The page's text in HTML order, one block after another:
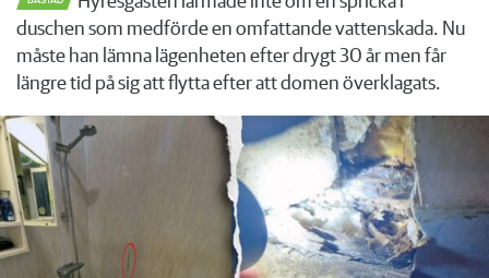
duschen som medförde en omfattande vattenskada. Nu
måste han lämna lägenheten efter drygt 30 år men får
längre tid på sig att flytta efter att domen överklagats.